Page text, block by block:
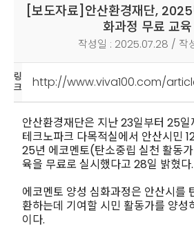
[보도자료] 안산환경재단,
화과정 무료 교
작성일 : 2025.07.28 / 작
링
크
http://www.viva100.com/
안산환경재단은 지난 23일부터 25일
테크노파크 다목적실에서 안산시민
25년 에코멘토(탄소중립 실천 활동
육을 무료로 실시했다고 28일 밝혔다.
에코멘토 양성 심화과정은 안산시를
환하는데 기여할 시민 활동가를 양성
이다.